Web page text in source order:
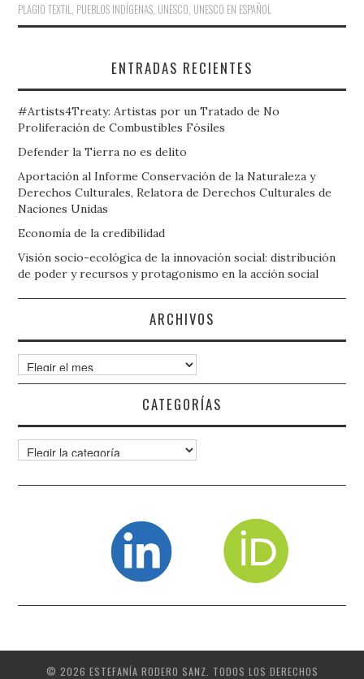
PLAGIO TEXTIL PUEBLOS INDÍGENAS UNESCO UNESCO EN ESPAÑOL
ENTRADAS RECIENTES
#Artists4Treaty: Artistas por un Tratado de No
Proliferación de Combustibles Fósiles
Defender la Tierra no es delito
Aportación al Informe Conservación de la Naturaleza y
Derechos Culturales, Relatora de Derechos Culturales de
Naciones Unidas
Economía de la credibilidad
Visión socio-ecológica de la innovación social: distribución
de poder y recursos y protagonismo en la acción social
ARCHIVOS
Archivos
CATEGORÍAS
Categorías
© 2026 ESTEFANÍA RODERO SANZ. TODOS LOS DERECHOS